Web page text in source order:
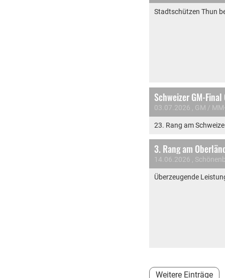
Stadtschützen Thun
Schweizer GM-
03.07.2026 , GM /
23. Rang am
3. Rang am
14.06.2026 ,
Überzeugende
Weitere Einträge